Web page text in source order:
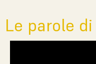
Le parole